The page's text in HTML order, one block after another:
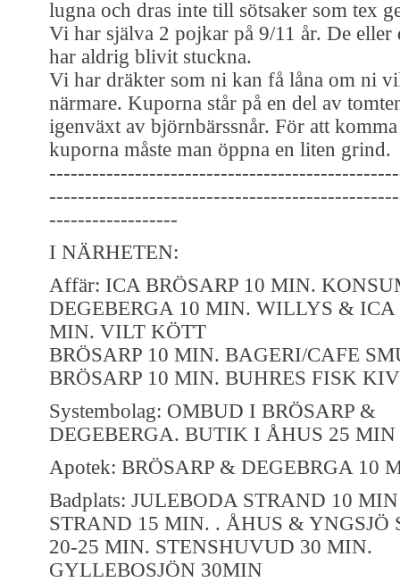
lugna och dras inte till sötsaker som tex
Vi har själva 2 pojkar på 9/11 år. De eller
har aldrig blivit stuckna.
Vi har dräkter som ni kan få låna om ni
närmare. Kuporna står på en del av
igenväxt av björnbärssnår. För att
kuporna måste man öppna en liten grind.
------------------
I NÄRHETEN:
Affär: ICA BRÖSARP 10 MIN.
DEGEBERGA 10 MIN. WILLYS &
MIN. VILT KÖTT
BRÖSARP 10 MIN. BAGERI/CAFE
BRÖSARP 10 MIN. BUHRES FISK
Systembolag: OMBUD I BRÖSARP &
DEGEBERGA. BUTIK I ÅHUS 25 MIN
Apotek: BRÖSARP & DEGEBRGA 10
Badplats: JULEBODA STRAND 10
STRAND 15 MIN. . ÅHUS & YNGSJÖ
20-25 MIN. STENSHUVUD 30 MIN.
GYLLEBOSJÖN 30MIN